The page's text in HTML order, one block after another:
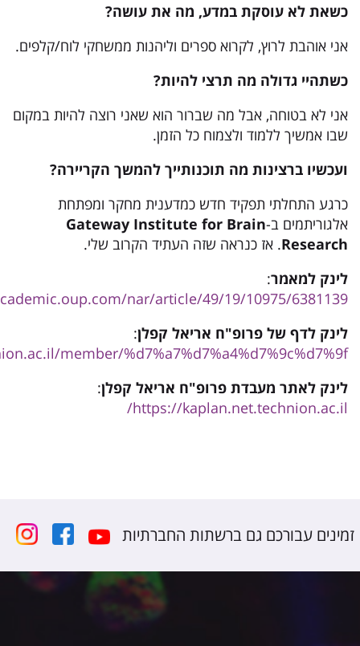
כשאת לא עוסקת במדע, מה את עושה?
אני אוהבת לרוץ, לקרוא ספרים וליהנות ממשחקי לוח/קלפים.
כשתהיי גדולה מה תרצי להיות?
אני לא בטוחה, אבל מה שברור הוא שאני רוצה להיות במקום
שבו אמשיך ללמוד ולצמוח כל הזמן.
ועכשיו ברצינות מה תוכנותייך להמשך הקריירה?
כרגע התחלתי תפקיד חדש כמדענית מחקר ומפתחת
אלגוריתמים ב-Gateway Institute for Brain
Research. אז כנראה שזה העתיד הקרוב שלי.
לינק למאמר:
nar/article/49/19/10975/6381139
לינק לדף של פרופ"ח אריאל קפלן:
member/%d7%a7%d7%a4%d7%9c%d7%9f/
לינק לאתר מעבדת פרופ"ח אריאל קפלן:
https://kaplan.net.technion.ac.il/
זמינים עבורכם גם ברשתות החברתיות